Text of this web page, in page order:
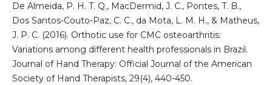
De Almeida, P. H. T. Q., MacDermid, J. C., Pontes, T. B.,
Dos Santos-Couto-Paz, C. C., da Mota, L. M. H., & Matheus,
J. P. C. (2016). Orthotic use for CMC osteoarthritis:
Variations among different health professionals in Brazil.
Journal of Hand Therapy: Official Journal of the American
Society of Hand Therapists, 29(4), 440-450.